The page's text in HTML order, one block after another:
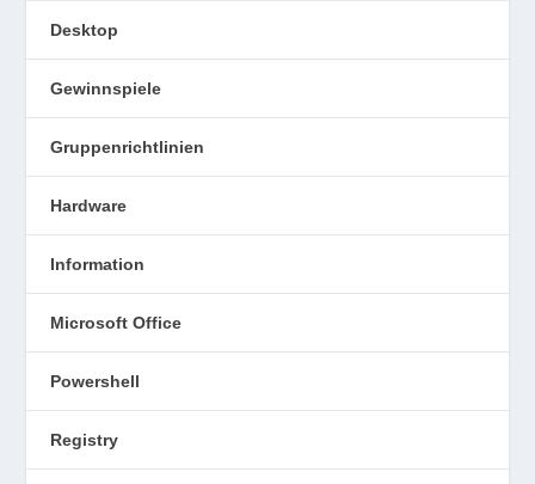
Desktop
Gewinnspiele
Gruppenrichtlinien
Hardware
Information
Microsoft Office
Powershell
Registry